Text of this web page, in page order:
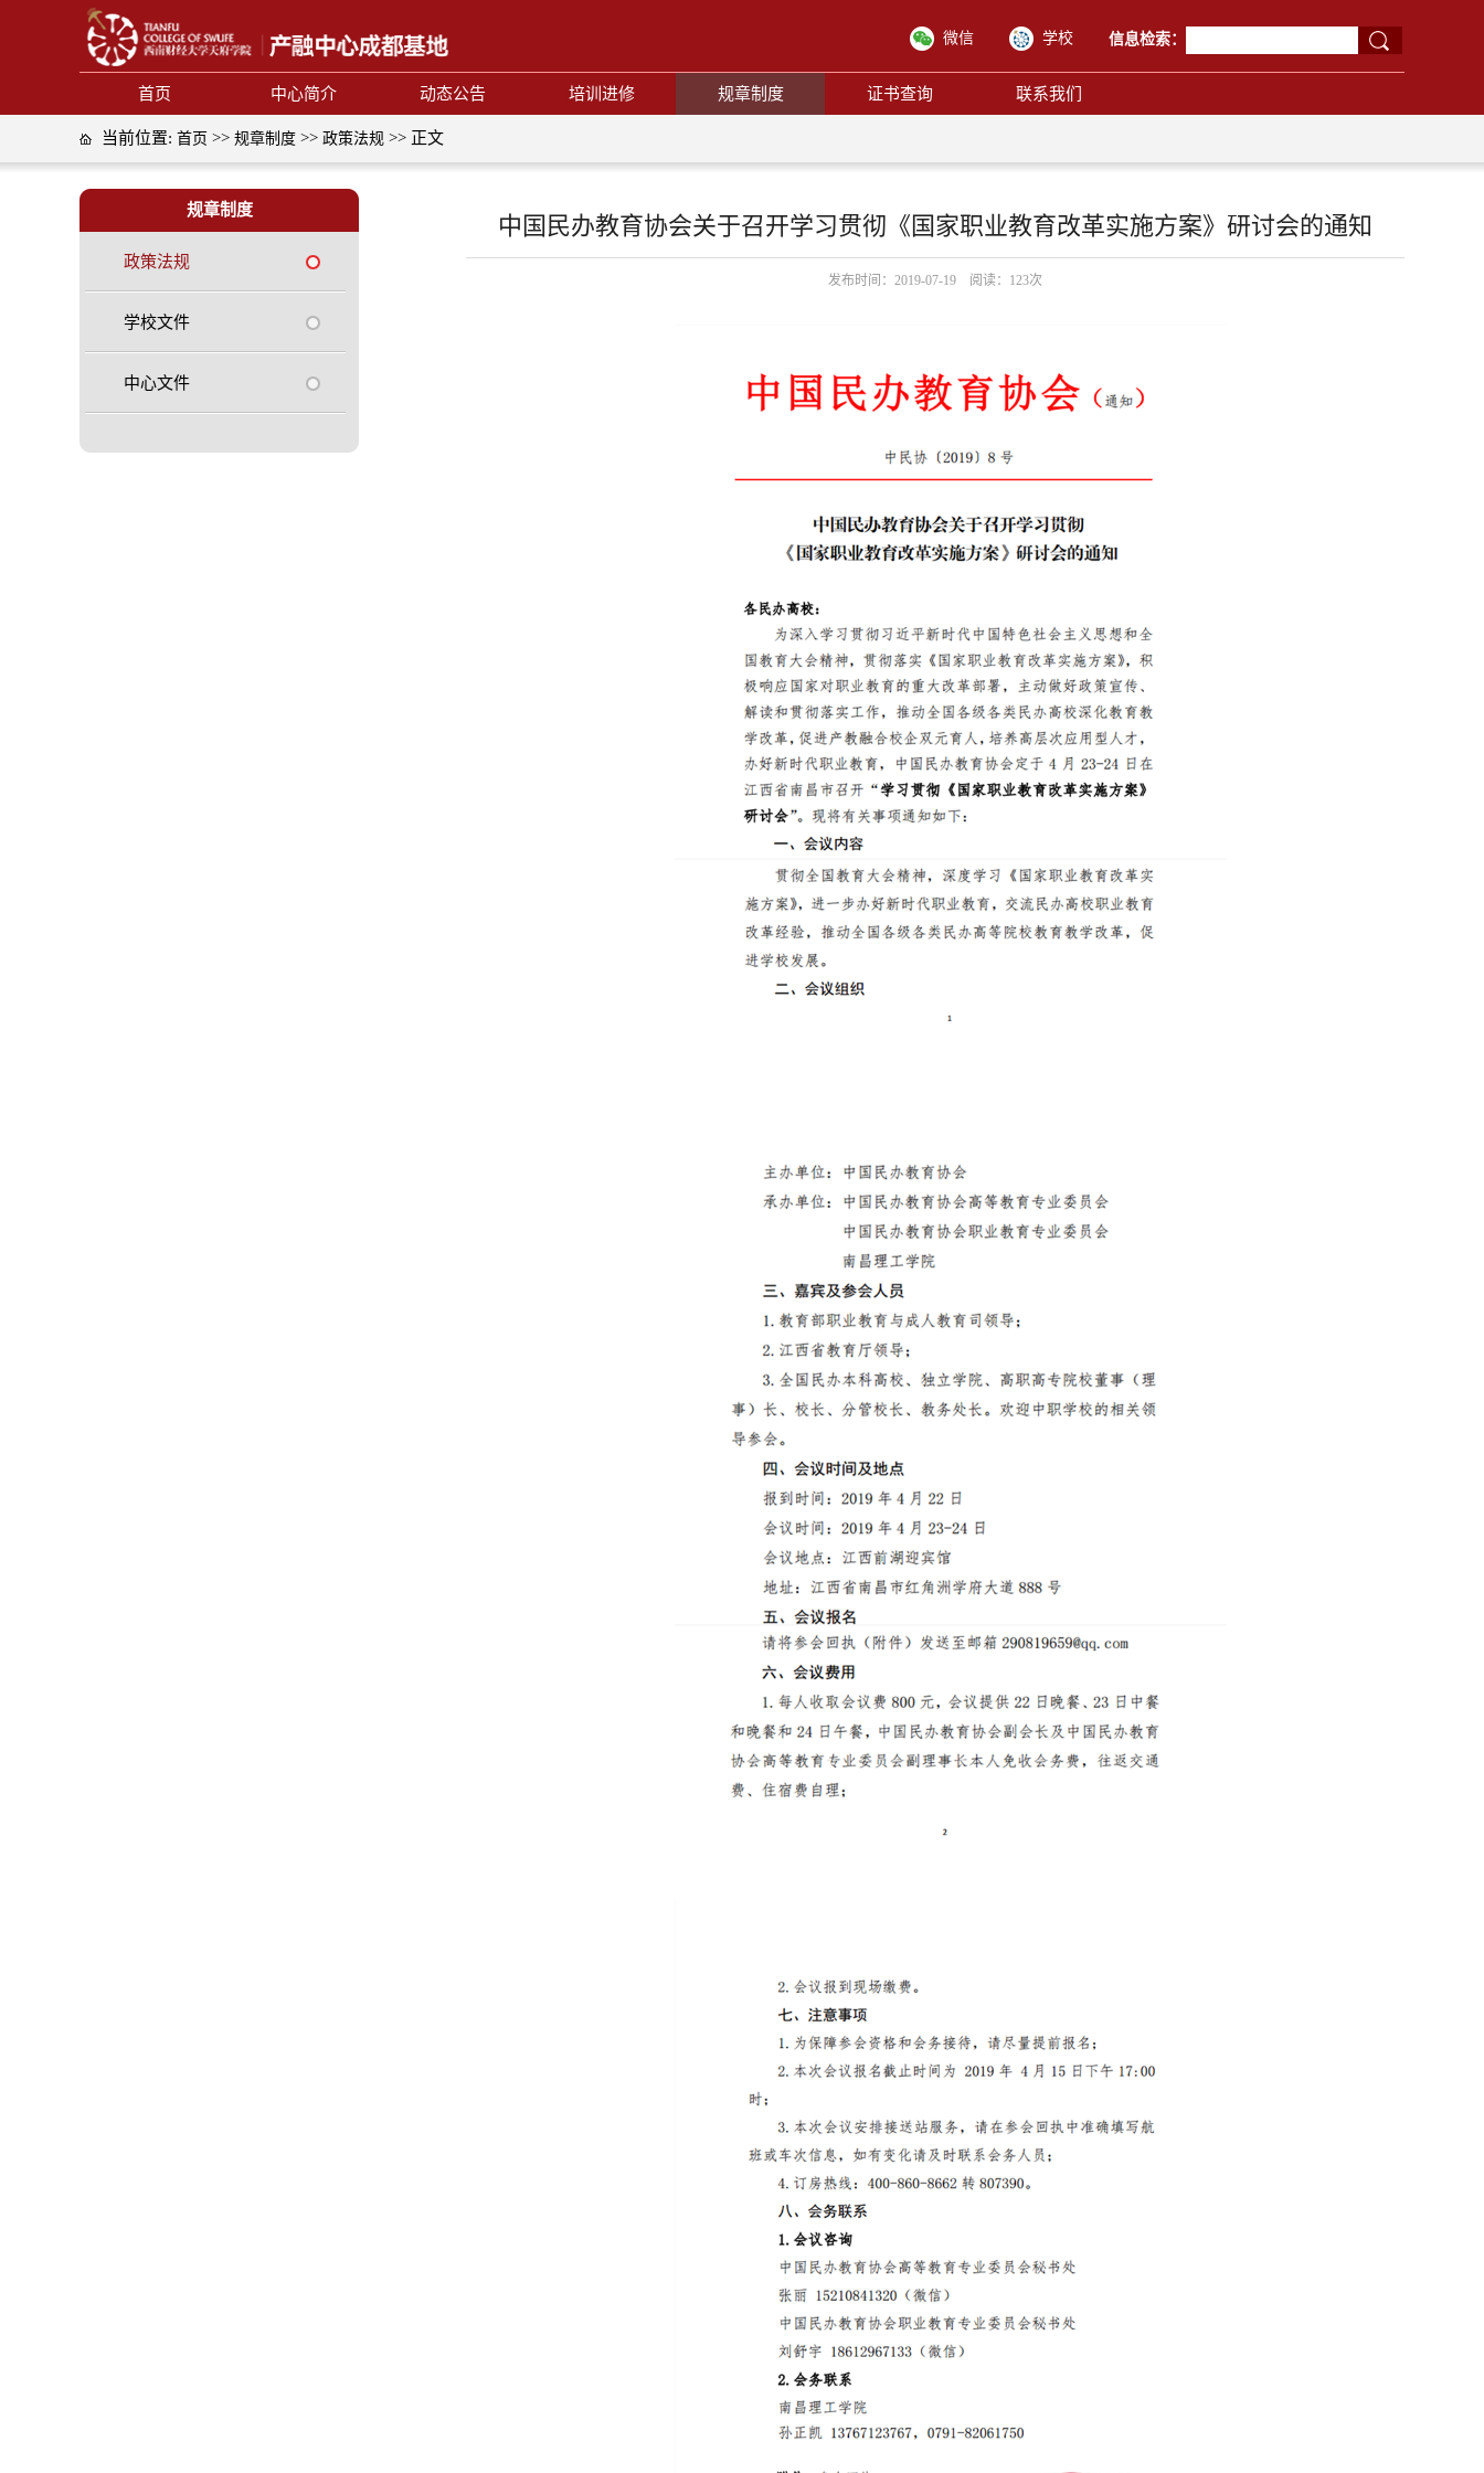
微信 学校 信息检索：
首页 中心简介 动态公告 培训进修 规章制度 证书查询 联系我们
当前位置: 首页 >> 规章制度 >> 政策法规 >> 正文
规章制度
政策法规
学校文件
中心文件
中国民办教育协会关于召开学习贯彻《国家职业教育改革实施方案》研讨会的通知
发布时间：2019-07-19 阅读： 123次